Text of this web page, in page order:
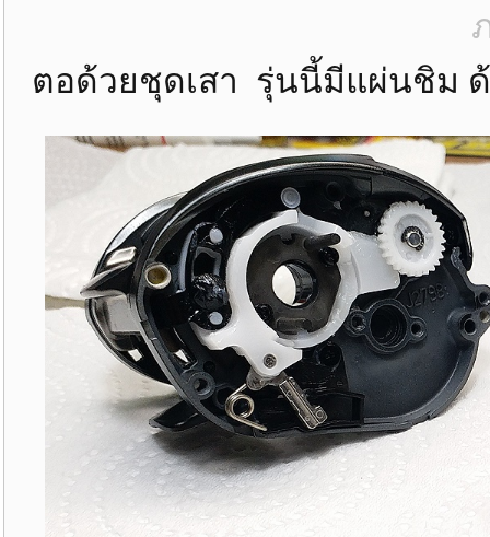
ตอด้วยชุดเสา รุ่นนี้มีแผ่นชิม